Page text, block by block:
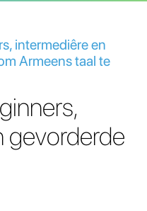
intermediêre en
Armeens taal te
gevorderde